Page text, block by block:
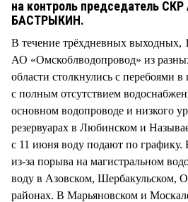
на контроль председатель
БАСТРЫКИН.
В течение трёхдневных выходных,
АО «Омскоблводопровод» из
области столкнулись с перебоями
с полным отсутствием
основном водопроводе и низкого
резервуарах в Любинском и
с 11 июня воду подают по графику.
из-за порыва на магистральном
воду в Азовском, Шербакульском,
районах. В Марьяновском и